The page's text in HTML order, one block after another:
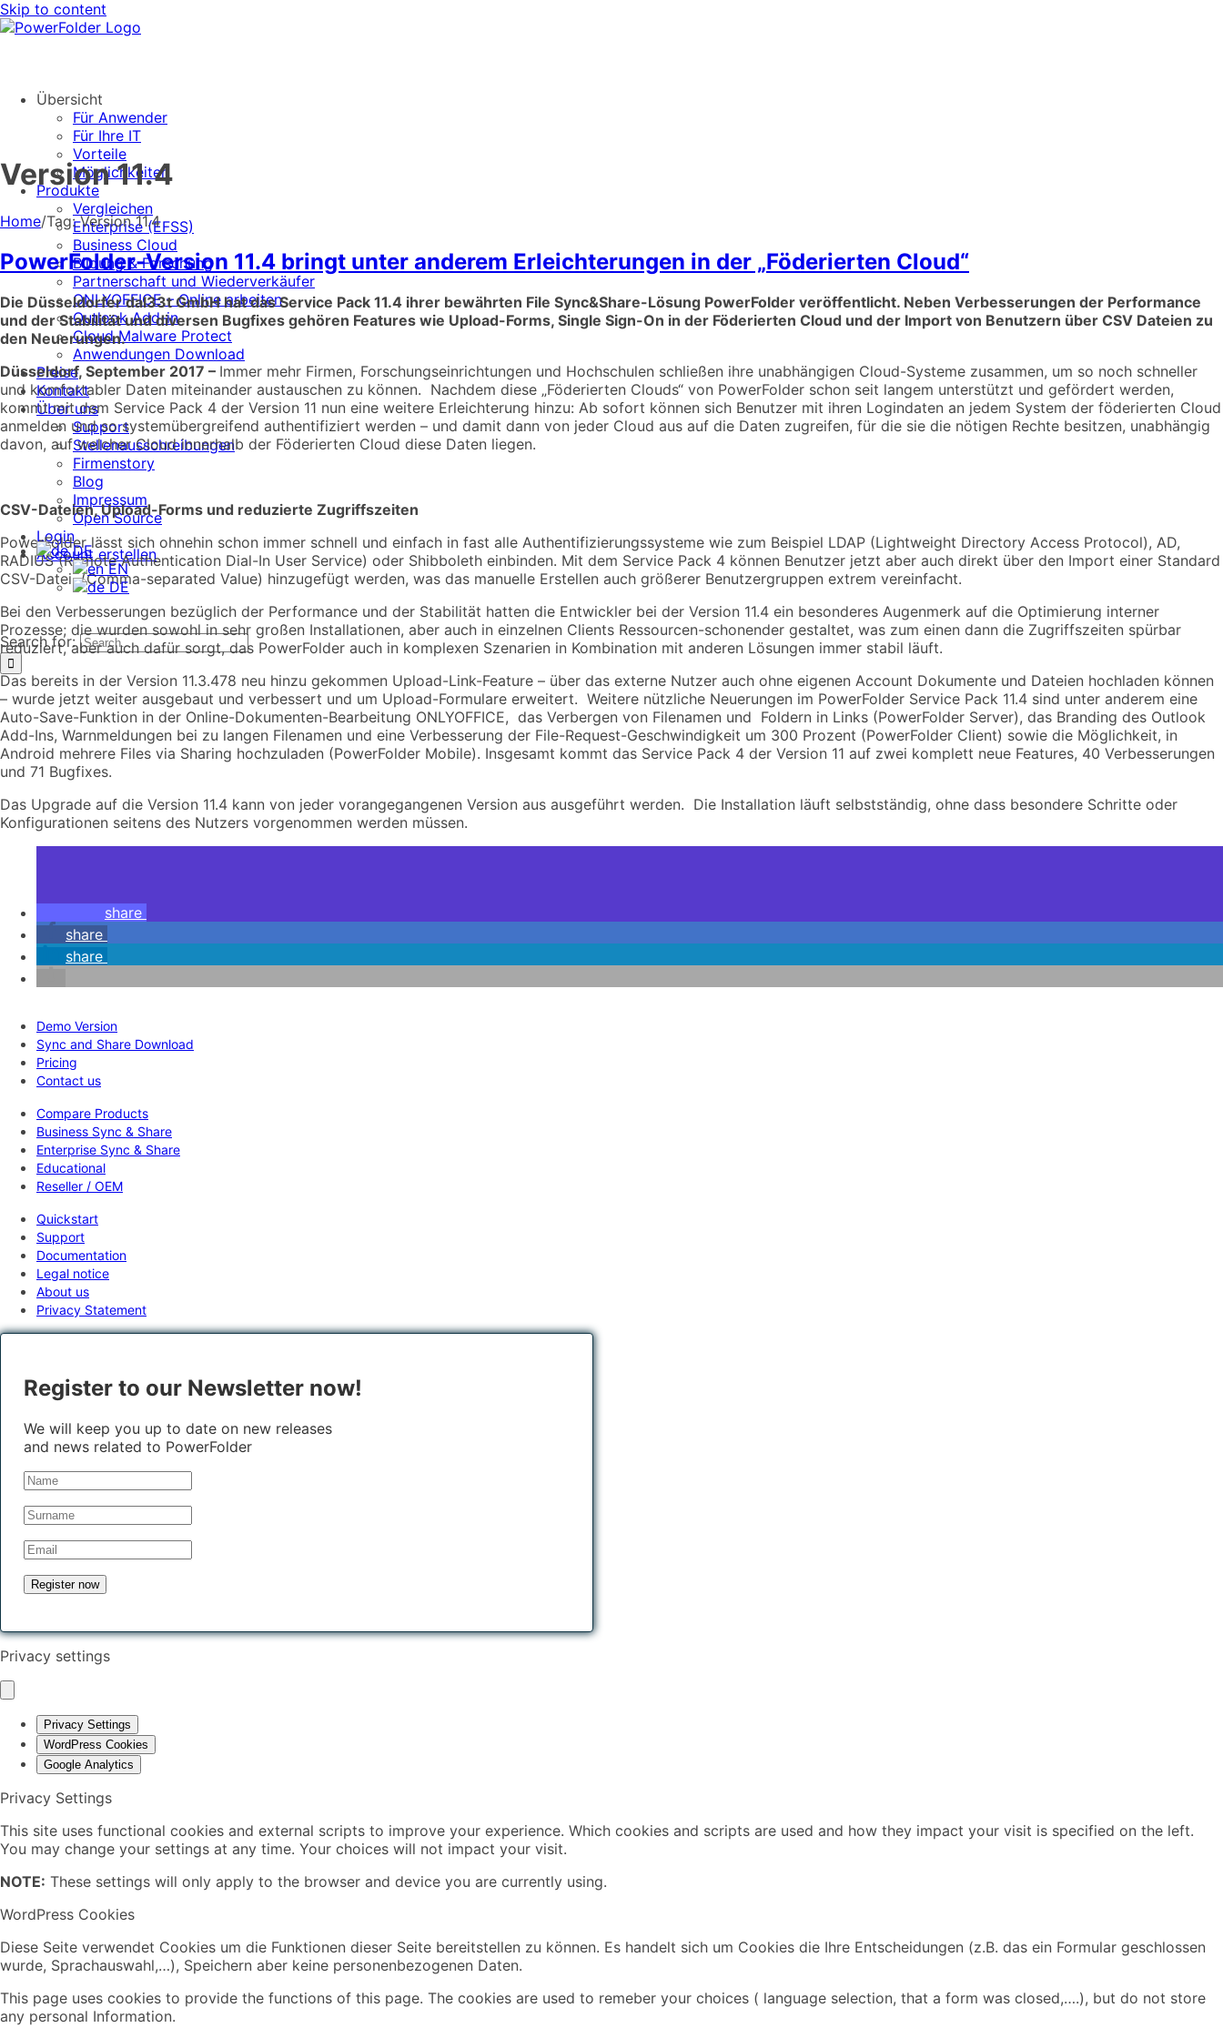
Skip to content
Übersicht
Für Anwender
Für Ihre IT
Vorteile
Möglichkeiten
Produkte
Vergleichen
Enterprise (EFSS)
Business Cloud
Bildung & Forschung
Partnerschaft und Wiederverkäufer
ONLYOFFICE – Online arbeiten
Outlook Add-in
Cloud Malware Protect
Anwendungen Download
Preise
Kontakt
Über uns
Support
Stellenausschreibungen
Firmenstory
Blog
Impressum
Open Source
Login
Account erstellen
DE
EN
DE
Search for:
Version 11.4
Home/Tag:Version 11.4
PowerFolder-Version 11.4 bringt unter anderem Erleichterungen in der „Föderierten Cloud“
Die Düsseldorfer dal33t GmbH hat das Service Pack 11.4 ihrer bewährten File Sync&Share-Lösung PowerFolder veröffentlicht. Neben Verbesserungen der Performance
und der Stabilität und diversen Bugfixes gehören Features wie Upload-Forms, Single Sign-On in der Föderierten Cloud und der Import von Benutzern über CSV Dateien zu
den Neuerungen.
Düsseldorf, September 2017 – Immer mehr Firmen, Forschungseinrichtungen und Hochschulen schließen ihre unabhängigen Cloud-Systeme zusammen, um so noch schneller
und komfortabler Daten miteinander austauschen zu können. Nachdem diese „Föderierten Clouds“ von PowerFolder schon seit langem unterstützt und gefördert werden,
kommt mit dem Service Pack 4 der Version 11 nun eine weitere Erleichterung hinzu: Ab sofort können sich Benutzer mit ihren Logindaten an jedem System der föderierten Cloud
anmelden und so systemübergreifend authentifiziert werden – und damit dann von jeder Cloud aus auf die Daten zugreifen, für die sie die nötigen Rechte besitzen, unabhängig
davon, auf welcher Cloud innerhalb der Föderierten Cloud diese Daten liegen.
CSV-Dateien, Upload-Forms und reduzierte Zugriffszeiten
PowerFolder lässt sich ohnehin schon immer schnell und einfach in fast alle Authentifizierungssysteme wie zum Beispiel LDAP (Lightweight Directory Access Protocol), AD,
RADIUS (Remote Authentication Dial-In User Service) oder Shibboleth einbinden. Mit dem Service Pack 4 können Benutzer jetzt aber auch direkt über den Import einer Standard
CSV-Datei (Comma-separated Value) hinzugefügt werden, was das manuelle Erstellen auch größerer Benutzergruppen extrem vereinfacht.
Bei den Verbesserungen bezüglich der Performance und der Stabilität hatten die Entwickler bei der Version 11.4 ein besonderes Augenmerk auf die Optimierung interner
Prozesse; die wurden sowohl in sehr großen Installationen, aber auch in einzelnen Clients Ressourcen-schonender gestaltet, was zum einen dann die Zugriffszeiten spürbar
reduziert, aber auch dafür sorgt, das PowerFolder auch in komplexen Szenarien in Kombination mit anderen Lösungen immer stabil läuft.
Das bereits in der Version 11.3.478 neu hinzu gekommen Upload-Link-Feature – über das externe Nutzer auch ohne eigenen Account Dokumente und Dateien hochladen können
– wurde jetzt weiter ausgebaut und verbessert und um Upload-Formulare erweitert. Weitere nützliche Neuerungen im PowerFolder Service Pack 11.4 sind unter anderem eine
Auto-Save-Funktion in der Online-Dokumenten-Bearbeitung ONLYOFFICE, das Verbergen von Filenamen und Foldern in Links (PowerFolder Server), das Branding des Outlook
Add-Ins, Warnmeldungen bei zu langen Filenamen und eine Verbesserung der File-Request-Geschwindigkeit um 300 Prozent (PowerFolder Client) sowie die Möglichkeit, in
Android mehrere Files via Sharing hochzuladen (PowerFolder Mobile). Insgesamt kommt das Service Pack 4 der Version 11 auf zwei komplett neue Features, 40 Verbesserungen
und 71 Bugfixes.
Das Upgrade auf die Version 11.4 kann von jeder vorangegangenen Version aus ausgeführt werden. Die Installation läuft selbstständig, ohne dass besondere Schritte oder
Konfigurationen seitens des Nutzers vorgenommen werden müssen.
share
share
share
Demo Version
Sync and Share Download
Pricing
Contact us
Compare Products
Business Sync & Share
Enterprise Sync & Share
Educational
Reseller / OEM
Quickstart
Support
Documentation
Legal notice
About us
Privacy Statement
Register to our Newsletter now!
We will keep you up to date on new releases
and news related to PowerFolder
Privacy settings
Privacy Settings
WordPress Cookies
Google Analytics
Privacy Settings
This site uses functional cookies and external scripts to improve your experience. Which cookies and scripts are used and how they impact your visit is specified on the left.
You may change your settings at any time. Your choices will not impact your visit.
NOTE: These settings will only apply to the browser and device you are currently using.
WordPress Cookies
Diese Seite verwendet Cookies um die Funktionen dieser Seite bereitstellen zu können. Es handelt sich um Cookies die Ihre Entscheidungen (z.B. das ein Formular geschlossen
wurde, Sprachauswahl,…), Speichern aber keine personenbezogenen Daten.
This page uses cookies to provide the functions of this page. The cookies are used to remeber your choices ( language selection, that a form was closed,….), but do not store
any personal Information.